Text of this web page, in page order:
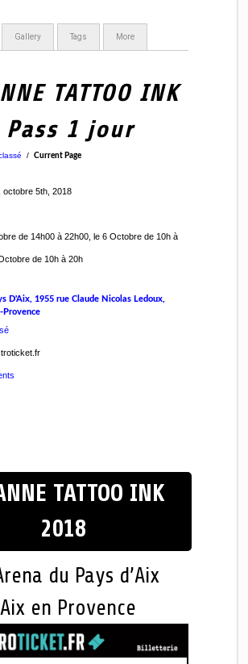
Gallery Tags More
TATTOO INK
Pass 1 jour
/ Current Page
octobre 5th, 2018
de 14h00 à 22h00, le 6 Octobre de 10h à
de 10h à 20h
D'Aix, 1955 rue Claude Nicolas Ledoux,
Provence
TATTOO INK
2018
du Pays d’Aix
Aix en Provence